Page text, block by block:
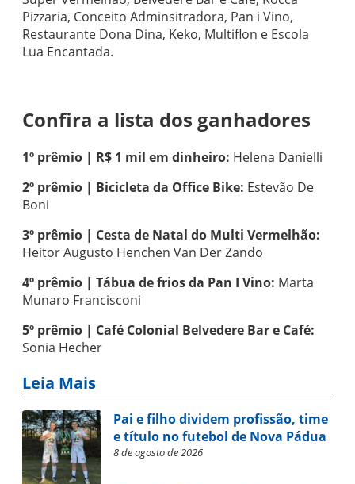
Pizzaria, Conceito Adminsitradora, Pan i Vino,
Restaurante Dona Dina, Keko, Multiflon e Escola
Lua Encantada.
Confira a lista dos ganhadores
1º prêmio | R$ 1 mil em dinheiro: Helena Danielli
2º prêmio | Bicicleta da Office Bike: Estevão De
Boni
3º prêmio | Cesta de Natal do Multi Vermelhão:
Heitor Augusto Henchen Van Der Zando
4º prêmio | Tábua de frios da Pan I Vino: Marta
Munaro Francisconi
5º prêmio | Café Colonial Belvedere Bar e Café:
Sonia Hecher
Leia Mais
Pai e filho dividem profissão, time
e título no futebol de Nova Pádua
8 de agosto de 2026